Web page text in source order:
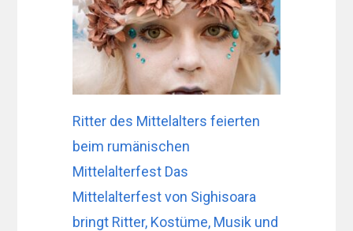
Ritter des Mittelalters feierten
beim rumänischen
Mittelalterfest Das
Mittelalterfest von Sighisoara
bringt Ritter, Kostüme, Musik und